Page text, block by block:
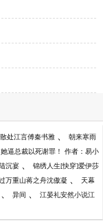
处江言傅秦书雅 、 朝来寒雨
她逼总裁以死谢罪！ 作者：易小
沉宴 、 锦绣人生[快穿]爱伊莎
万重山蒋之舟沈傲凝 、 天幕
、 异间 、 江晏礼安然小说江